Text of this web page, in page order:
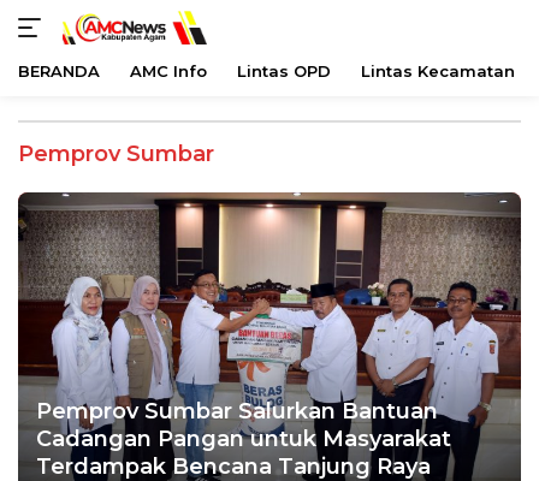
konten
BERANDA AMC Info Lintas OPD Lintas Kecamatan
Pemprov Sumbar
Pemprov Sumbar Salurkan Bantuan
Cadangan Pangan untuk Masyarakat
Terdampak Bencana Tanjung Raya